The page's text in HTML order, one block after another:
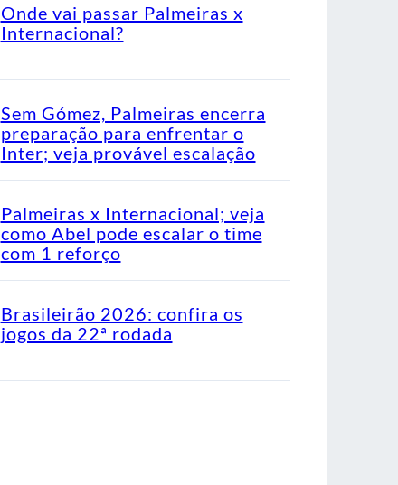
Onde vai passar Palmeiras x
Internacional?
Sem Gómez, Palmeiras encerra
preparação para enfrentar o
Inter; veja provável escalação
Palmeiras x Internacional; veja
como Abel pode escalar o time
com 1 reforço
Brasileirão 2026: confira os
jogos da 22ª rodada